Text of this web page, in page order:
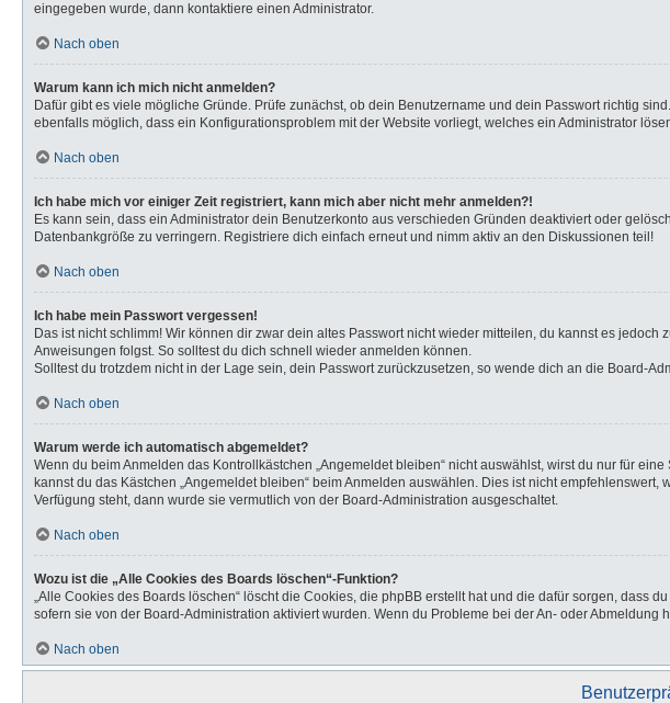
eingegeben wurde, dann kontaktiere einen Administrator.
Nach oben
Warum kann ich mich nicht anmelden?
Dafür gibt es viele mögliche Gründe. Prüfe zunächst, ob dein Benutzername und dein Passwort richtig
ebenfalls möglich, dass ein Konfigurationsproblem mit der Website vorliegt, welches ein Administrator
Nach oben
Ich habe mich vor einiger Zeit registriert, kann mich aber nicht mehr anmelden?!
Es kann sein, dass ein Administrator dein Benutzerkonto aus verschieden Gründen deaktiviert oder
Datenbankgröße zu verringern. Registriere dich einfach erneut und nimm aktiv an den Diskussionen teil!
Nach oben
Ich habe mein Passwort vergessen!
Das ist nicht schlimm! Wir können dir zwar dein altes Passwort nicht wieder mitteilen, du kannst es
Anweisungen folgst. So solltest du dich schnell wieder anmelden können.
Solltest du trotzdem nicht in der Lage sein, dein Passwort zurückzusetzen, so wende dich an die Board-
Nach oben
Warum werde ich automatisch abgemeldet?
Wenn du beim Anmelden das Kontrollkästchen „Angemeldet bleiben“ nicht auswählst, wirst du nur für
kannst du das Kästchen „Angemeldet bleiben“ beim Anmelden auswählen. Dies ist nicht
Verfügung steht, dann wurde sie vermutlich von der Board-Administration ausgeschaltet.
Nach oben
Wozu ist die „Alle Cookies des Boards löschen“-Funktion?
„Alle Cookies des Boards löschen“ löscht die Cookies, die phpBB erstellt hat und die dafür sorgen, dass
sofern sie von der Board-Administration aktiviert wurden. Wenn du Probleme bei der An- oder
Nach oben